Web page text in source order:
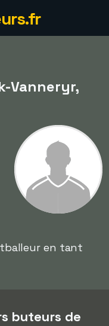
Vanneryr,
en tant
buteurs de